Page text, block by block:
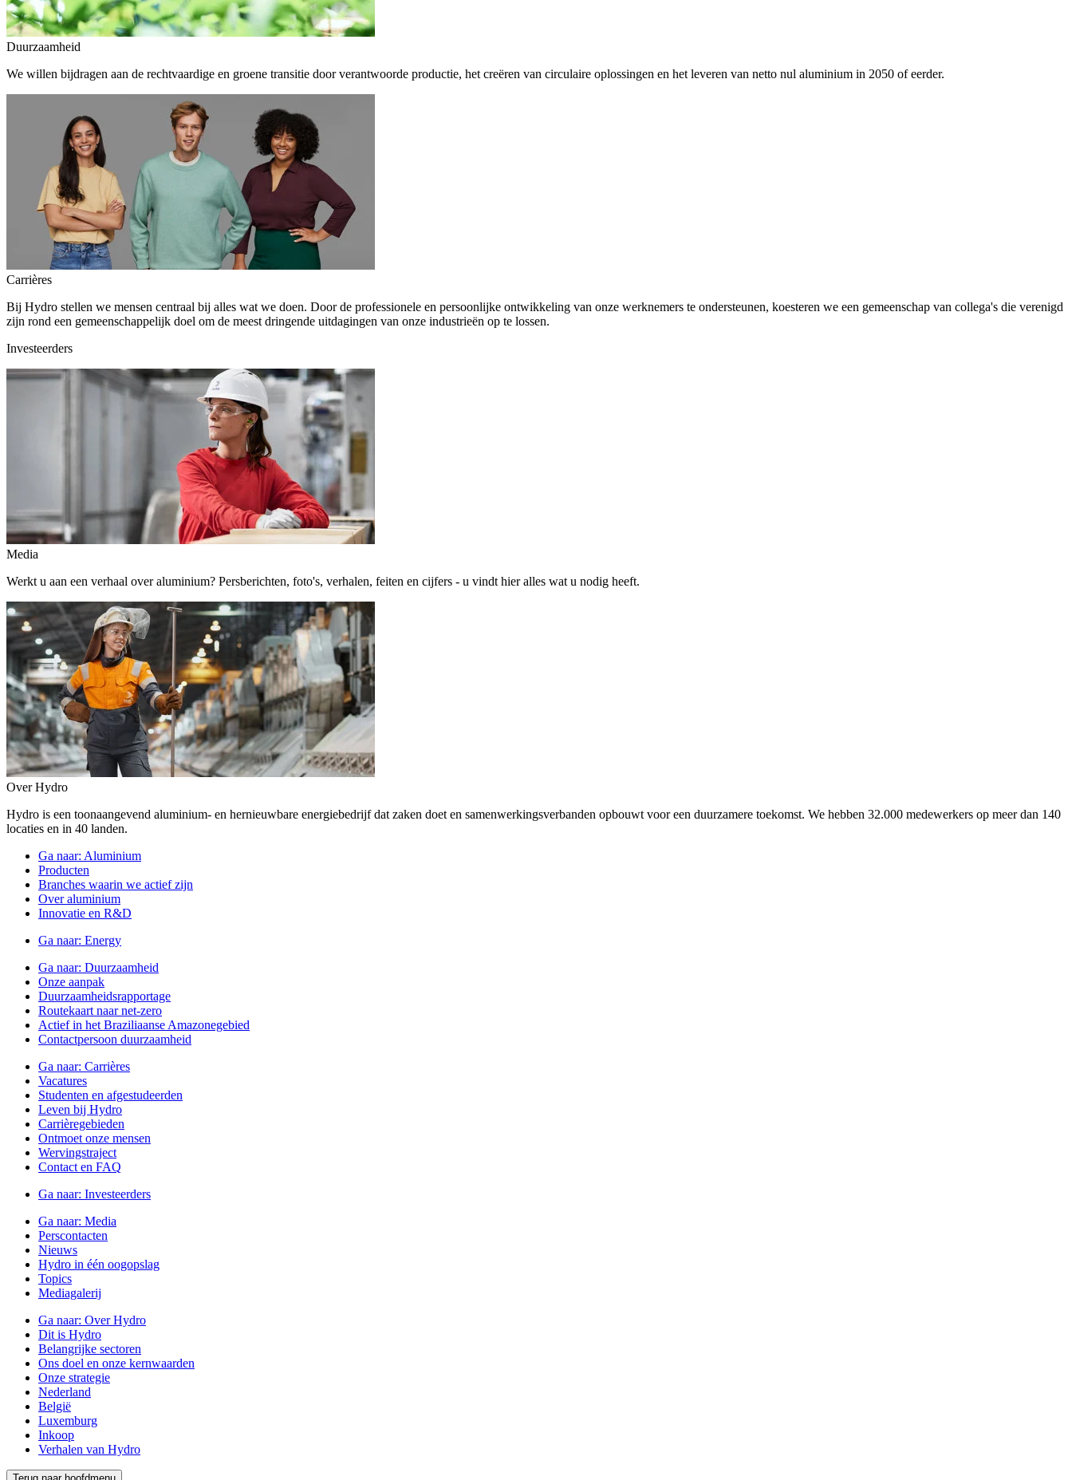
Duurzaamheid
We willen bijdragen aan de rechtvaardige en groene transitie door verantwoorde productie, het creëren van circulaire oplossingen en het leveren van netto nul aluminium in 2050 of eerder.
Carrières
Bij Hydro stellen we mensen centraal bij alles wat we doen. Door de professionele en persoonlijke ontwikkeling van onze werknemers te ondersteunen, koesteren we een gemeenschap van collega's die verenigd
zijn rond een gemeenschappelijk doel om de meest dringende uitdagingen van onze industrieën op te lossen.
Investeerders
Media
Werkt u aan een verhaal over aluminium? Persberichten, foto's, verhalen, feiten en cijfers - u vindt hier alles wat u nodig heeft.
Over Hydro
Hydro is een toonaangevend aluminium- en hernieuwbare energiebedrijf dat zaken doet en samenwerkingsverbanden opbouwt voor een duurzamere toekomst. We hebben 32.000 medewerkers op meer dan 140
locaties en in 40 landen.
Ga naar: Aluminium
Producten
Branches waarin we actief zijn
Over aluminium
Innovatie en R&D
Ga naar: Energy
Ga naar: Duurzaamheid
Onze aanpak
Duurzaamheidsrapportage
Routekaart naar net-zero
Actief in het Braziliaanse Amazonegebied
Contactpersoon duurzaamheid
Ga naar: Carrières
Vacatures
Studenten en afgestudeerden
Leven bij Hydro
Carrièregebieden
Ontmoet onze mensen
Wervingstraject
Contact en FAQ
Ga naar: Investeerders
Ga naar: Media
Perscontacten
Nieuws
Hydro in één oogopslag
Topics
Mediagalerij
Ga naar: Over Hydro
Dit is Hydro
Belangrijke sectoren
Ons doel en onze kernwaarden
Onze strategie
Nederland
België
Luxemburg
Inkoop
Verhalen van Hydro